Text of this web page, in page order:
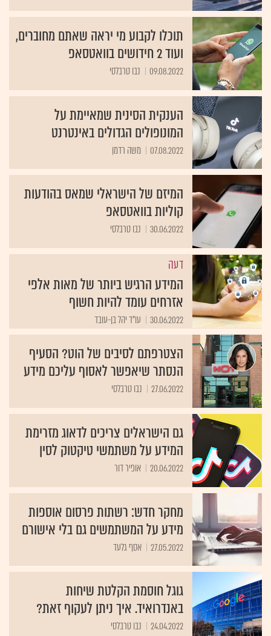
תוכלו לקבוע מי יראה שאתם מחוברים,
ועוד 2 חידושים בוואטסאפ
09.08.2022 נבו טרבלסי
הענקית הסינית שמאיימת על
המונופולים הגדולים באינטרנט
07.08.2022 משה רדמן
המיזם של הישראלי שמאס בהודעות
קוליות בוואטסאפ
30.06.2022 נבו טרבלסי
דעה
המידע הרגיש ביותר של מאות אלפי
אזרחים עומד להיות חשוף
30.06.2022 עו"ד יהל בן-עובד
הצטרפתם לסיבים של הוט? הסעיף
הנסתר שיאפשר לאסוף עליכם מידע
27.06.2022 נבו טרבלסי
גם הישראלים צריכים לדאוג מזרימת
המידע על משתמשי טיקטוק לסין
20.06.2022 אופיר דור
מחקר חדש: רשתות פרסום אוספות
מידע על המשתמשים גם בלי אישורם
27.05.2022 אסף גלעד
גוגל חוסמת הקלטת שיחות
באנדרואיד. איך ניתן לעקוף זאת?
24.04.2022 נבו טרבלסי